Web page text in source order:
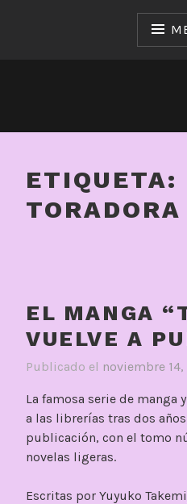
ETIQUETA:
TORADORA
EL MANGA
VUELVE A
Publicado el noviembre 14,
La famosa serie de manga
a las librerías tras dos
publicación, con el tomo
novelas ligeras.
Escritas por Yuyuko